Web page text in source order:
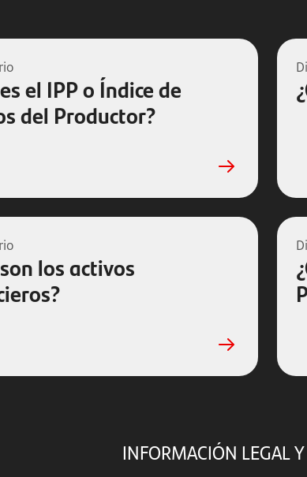
el IPP o Índice de
del Productor?
los activos
INFORMACIÓN LEGAL